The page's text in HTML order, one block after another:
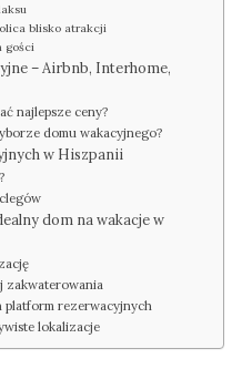
blisko atrakcji
gości
– Airbnb, Interhome,
najlepsze ceny?
domu wakacyjnego?
w Hiszpanii
dom na wakacje w
zakwaterowania
platform rezerwacyjnych
lokalizacje